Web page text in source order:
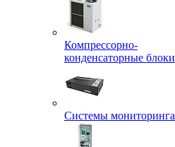
Компрессорно-
конденсаторные блоки
Системы мониторинга